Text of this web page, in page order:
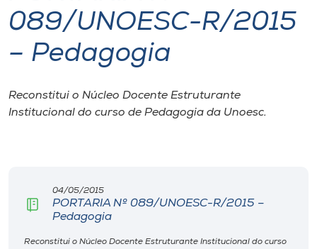
I.nova
Cultura
Biblioteca
Editora
089/UNOESC-R/2015
– Pedagogia
Reconstitui o Núcleo Docente Estruturante
Institucional do curso de Pedagogia da Unoesc.
04/05/2015
PORTARIA Nº 089/UNOESC-R/2015 –
Pedagogia
Reconstitui o Núcleo Docente Estruturante Institucional do curso